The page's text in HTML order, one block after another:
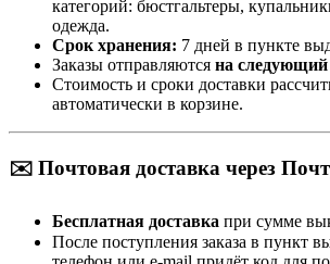
категорий: бюстгальтеры,
одежда.
Срок хранения: 7 дней в пункте
Заказы отправляются на следующий
Стоимость и сроки доставки
автоматически в корзине.
✉️ Почтовая доставка через
Бесплатная доставка при сумме
После поступления заказа в пункт